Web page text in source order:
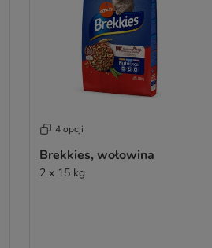
4 opcji
Brekkies, wołowina
2 x 15 kg